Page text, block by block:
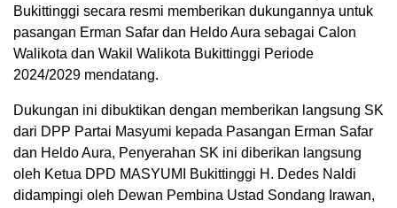
Bukittinggi secara resmi memberikan dukungannya untuk
pasangan Erman Safar dan Heldo Aura sebagai Calon
Walikota dan Wakil Walikota Bukittinggi Periode
2024/2029 mendatang.
Dukungan ini dibuktikan dengan memberikan langsung SK
dari DPP Partai Masyumi kepada Pasangan Erman Safar
dan Heldo Aura, Penyerahan SK ini diberikan langsung
oleh Ketua DPD MASYUMI Bukittinggi H. Dedes Naldi
didampingi oleh Dewan Pembina Ustad Sondang Irawan,